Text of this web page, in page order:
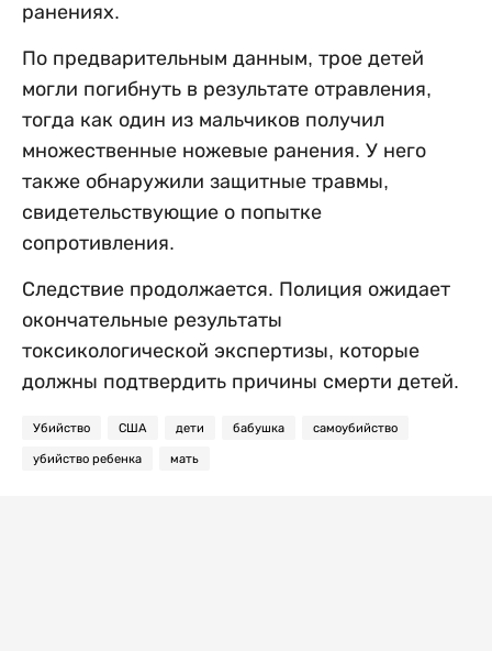
ранениях.
По предварительным данным, трое детей
могли погибнуть в результате отравления,
тогда как один из мальчиков получил
множественные ножевые ранения. У него
также обнаружили защитные травмы,
свидетельствующие о попытке
сопротивления.
Следствие продолжается. Полиция ожидает
окончательные результаты
токсикологической экспертизы, которые
должны подтвердить причины смерти детей.
Убийство США дети бабушка самоубийство
убийство ребенка мать